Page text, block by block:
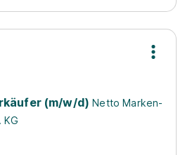
(m/w/d) Netto Marken-
KG